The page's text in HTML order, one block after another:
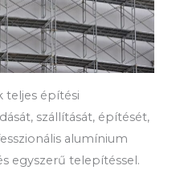
teljes építési
szállítását, építését,
alumínium
egyszerű telepítéssel.